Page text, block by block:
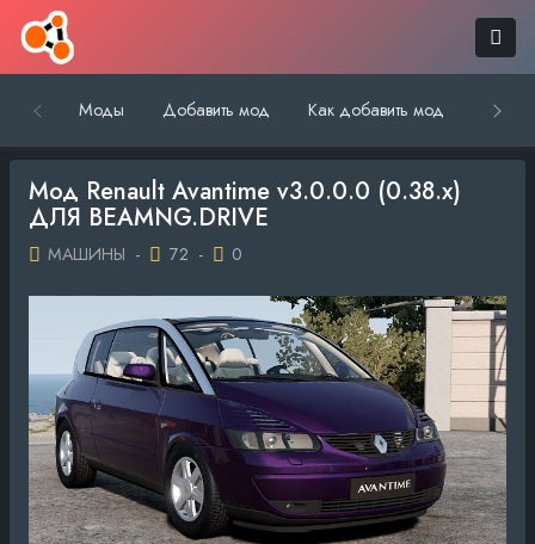
Моды Добавить мод Как добавить мод
Мод Renault Avantime v3.0.0.0 (0.38.x)
ДЛЯ BEAMNG.DRIVE
МАШИНЫ - 72 - 0